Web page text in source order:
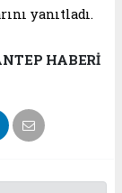
yanıtladı.
HABERİ